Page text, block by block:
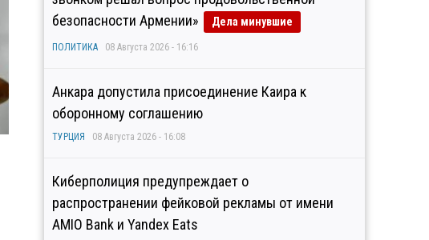
безопасности Армении»
Дела минувшие
ПОЛИТИКА 08 Августа 2026 - 16:16
Анкара допустила присоединение Каира к
оборонному соглашению
ТУРЦИЯ 08 Августа 2026 - 16:08
Киберполиция предупреждает о
распространении фейковой рекламы от имени
AMIO Bank и Yandex Eats